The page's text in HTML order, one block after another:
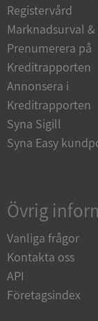
Registervård
Marknadsurval
Prenumerera på
Kreditrapporten
Annonsera i
Kreditrapporten
Syna Sigill
Syna Easy
Övrig
Vanliga frågor
Kontakta oss
API
Företagsindex
Privacy